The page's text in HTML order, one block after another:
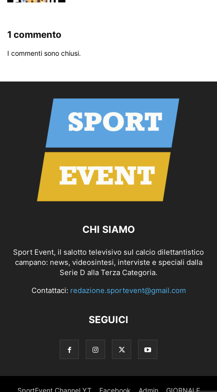
1 commento
I commenti sono chiusi.
CHI SIAMO
Sport Event, il salotto televisivo sul calcio dilettantistico
campano: news, videosintesi, interviste e speciali dalla
Serie D alla Terza Categoria.
Contattaci: redazione.sportevent@gmail.com
SEGUICI